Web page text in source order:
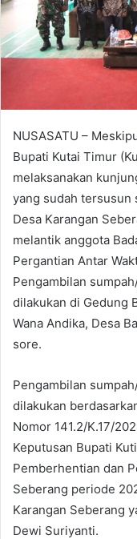
NUSASATU –
Bupati Kutai Timur
melaksanakan
yang sudah tersusun
Desa Karangan
melantik anggota
Pergantian Antar
Pengambilan
dilakukan di Gedung
Wana Andika, Desa
sore.
Pengambilan
dilakukan
Nomor 141.2/K.17/
Keputusan Bupati
Pemberhentian dan
Seberang periode
Karangan Seberang
Dewi Suriyanti.